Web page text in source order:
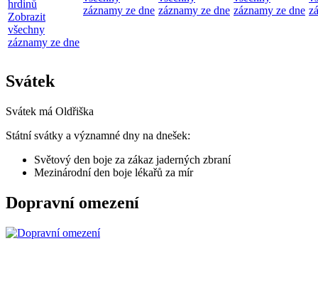
hrdinů
Zobrazit
všechny
záznamy ze dne
záznamy ze dne záznamy ze dne záznamy ze dne
Svátek
Svátek má Oldřiška
Státní svátky a významné dny na dnešek:
Světový den boje za zákaz jaderných zbraní
Mezinárodní den boje lékařů za mír
Dopravní omezení